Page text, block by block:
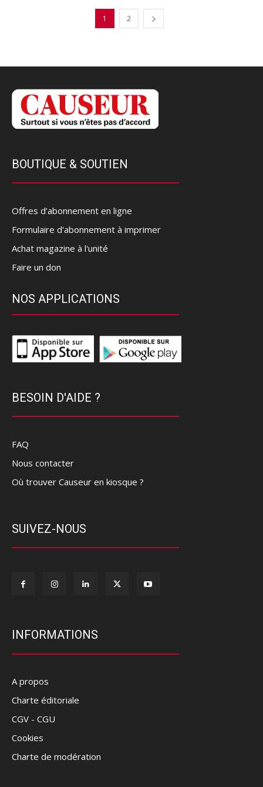
1 2
BOUTIQUE & SOUTIEN
Offres d’abonnement en ligne
Formulaire d'abonnement à imprimer
Achat magazine à l'unité
Faire un don
NOS APPLICATIONS
BESOIN D'AIDE ?
FAQ
Nous contacter
Où trouver Causeur en kiosque ?
SUIVEZ-NOUS
INFORMATIONS
A propos
Charte éditoriale
CGV - CGU
Cookies
Charte de modération